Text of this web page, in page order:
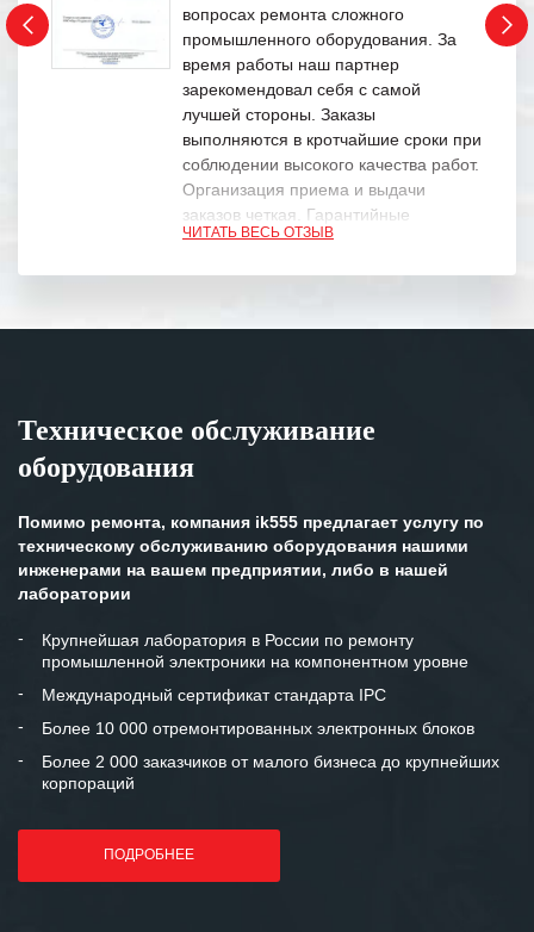
вопросах ремонта сложного
промышленного оборудования. За
время работы наш партнер
зарекомендовал себя с самой
лучшей стороны. Заказы
выполняются в кротчайшие сроки при
соблюдении высокого качества работ.
Организация приема и выдачи
заказов четкая. Гарантийные
обязательства выполняются в
Особенно хочется отметить высокую
клиентоориентированность
готовность помочь в самых сложных
Мы высоко ценим сложившиеся
и доверительные партнерские
отношения и искренне желаем
«Инженерной компании «555» долгих
лет успеха и процветания.
ЧИТАТЬ ВЕСЬ ОТЗЫВ
Техническое обслуживание
оборудования
Помимо ремонта, компания ik555 предлагает услугу по
техническому обслуживанию оборудования нашими
инженерами на вашем предприятии, либо в нашей
лаборатории
Крупнейшая лаборатория в России по ремонту
промышленной электроники на компонентном уровне
Международный сертификат стандарта IPC
Более 10 000 отремонтированных электронных блоков
Более 2 000 заказчиков от малого бизнеса до крупнейших
корпораций
ПОДРОБНЕЕ